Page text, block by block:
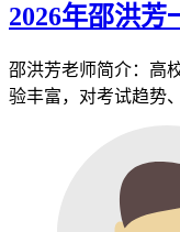
2026年邵洪芳
邵洪芳老师简介：高
验丰富，对考试趋势